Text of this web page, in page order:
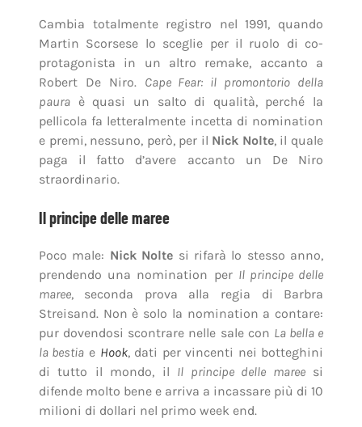
Cambia totalmente registro nel 1991, quando
Martin Scorsese lo sceglie per il ruolo di co-
protagonista in un altro remake, accanto a
Robert De Niro. Cape Fear: il promontorio della
pauraè quasi un salto di qualità, perché la
pellicola fa letteralmente incetta di nomination
e premi, nessuno, però, per il Nick Nolte, il quale
paga il fatto d’avere accanto un De Niro
straordinario.
Il principe delle maree
Poco male: Nick Nolte si rifarà lo stesso anno,
prendendo una nomination per Il principe delle
maree, seconda prova alla regia di Barbra
Streisand. Non è solo la nomination a contare:
pur dovendosi scontrare nelle sale con La bella e
la bestia e Hook, dati per vincenti nei botteghini
di tutto il mondo, il Il principe delle mareesi
difende molto bene e arriva a incassare più di 10
milioni di dollari nel primo week end.